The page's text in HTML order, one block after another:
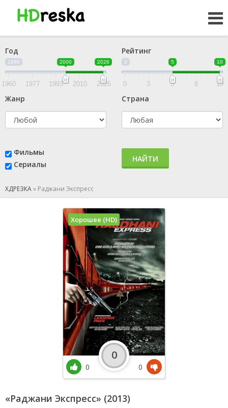
Год
1960 2000 2026
1960 1977 1993 2010 2026
Рейтинг
0 5 10
0 3 5 8 10
Жанр Страна
Фильмы
Сериалы
НАЙТИ
ХДРЕЗКА» Раджани Экспресс
«Раджани Экспресс» (2013)
Хорошее (HD)
0
0
0